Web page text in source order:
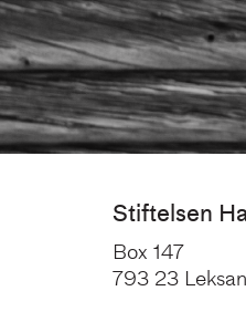
Stiftelsen
Box 147
793 23